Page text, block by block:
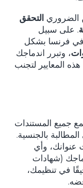
الضروري التحقق
. على سبيل
في فرنسا بشكل
، وتبرر اندماجك
المعايير لتجنب
جميع المستندات
بالجنسية.
عنوانك، وأي
(شهادات
في تنظيمك،